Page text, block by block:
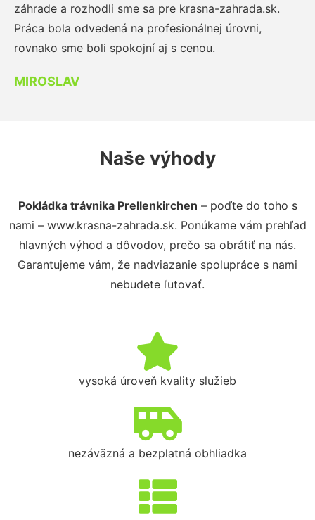
záhrade a rozhodli sme sa pre krasna-zahrada.sk.
Práca bola odvedená na profesionálnej úrovni,
rovnako sme boli spokojní aj s cenou.
MIROSLAV
Naše výhody
Pokládka trávnika Prellenkirchen – poďte do toho s
nami – www.krasna-zahrada.sk. Ponúkame vám prehľad
hlavných výhod a dôvodov, prečo sa obrátiť na nás.
Garantujeme vám, že nadviazanie spolupráce s nami
nebudete ľutovať.
vysoká úroveň kvality služieb
nezáväzná a bezplatná obhliadka